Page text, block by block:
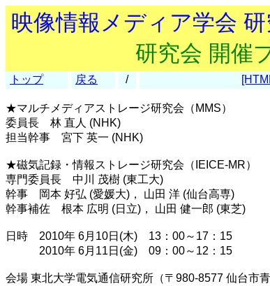
映像情報メディア学会
研究会 開催
トップ 戻る /
★マルチメディアストレージ研究会（MMS）
委員長 林 直人 (NHK)
担当幹事 宮下 英一 (NHK)
★磁気記録・情報ストレージ研究会（IEICE-MR）
専門委員長 中川 茂樹 (東工大)
幹事 岡本 好弘 (愛媛大)， 山田 洋 (仙台高専)
幹事補佐 根本 広明 (日立)， 山田 健一郎 (東芝)
日時 2010年 6月10日(木) 13：00～17：15
2010年 6月11日(金) 09：00～12：15
会場 東北大学電気通信研究所（〒980-8577 仙台市